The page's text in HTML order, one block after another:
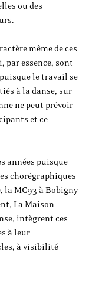
ou des
même de ces
par essence, sont
le travail se
à la danse, sur
ne peut prévoir
et ce
années puisque
chorégraphiques
la MC93 à Bobigny
La Maison
intègrent ces
à leur
à visibilité